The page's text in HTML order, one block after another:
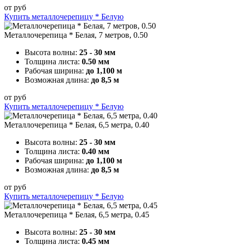
от руб
Купить металлочерепицу * Белую
Металлочерепица * Белая, 7 метров, 0.50
Высота волны: 25 - 30 мм
Толщина листа: 0.50 мм
Рабочая ширина: до 1,100 м
Возможная длина: до 8,5 м
от руб
Купить металлочерепицу * Белую
Металлочерепица * Белая, 6,5 метра, 0.40
Высота волны: 25 - 30 мм
Толщина листа: 0.40 мм
Рабочая ширина: до 1,100 м
Возможная длина: до 8,5 м
от руб
Купить металлочерепицу * Белую
Металлочерепица * Белая, 6,5 метра, 0.45
Высота волны: 25 - 30 мм
Толщина листа: 0.45 мм